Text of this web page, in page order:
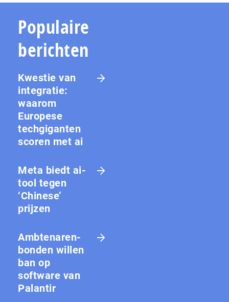
Populaire
berichten
Kwestie van
integratie:
waarom
Europese
techgiganten
scoren met ai
Meta biedt ai-
tool tegen
‘Chinese’
prijzen
Amb­te­na­ren­
bon­den willen
ban op
software van
Palantir